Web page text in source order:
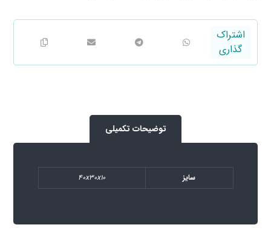
توضیحات تکمیلی
سایز 40x30x10